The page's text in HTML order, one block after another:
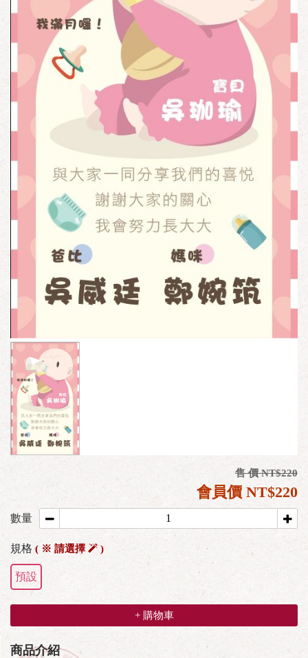
售 價 NT$220
會員價 NT$220
數量
規格( ※ 請選擇 )
預設
+ 購物車
商品介紹